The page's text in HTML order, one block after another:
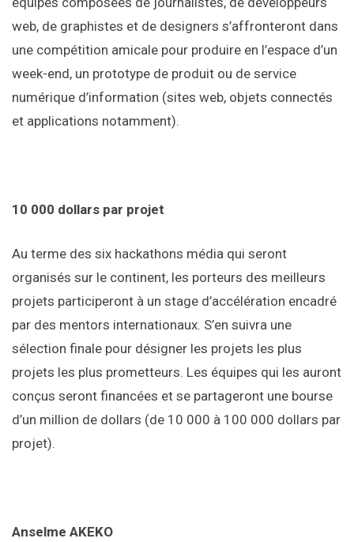
web, de graphistes et de designers s’affronteront dans
une compétition amicale pour produire en l’espace d’un
week-end, un prototype de produit ou de service
numérique d’information (sites web, objets connectés
et applications notamment).
10 000 dollars par projet
Au terme des six hackathons média qui seront
organisés sur le continent, les porteurs des meilleurs
projets participeront à un stage d’accélération encadré
par des mentors internationaux. S’en suivra une
sélection finale pour désigner les projets les plus
projets les plus prometteurs. Les équipes qui les auront
conçus seront financées et se partageront une bourse
d’un million de dollars (de 10 000 à 100 000 dollars par
projet).
Anselme AKEKO